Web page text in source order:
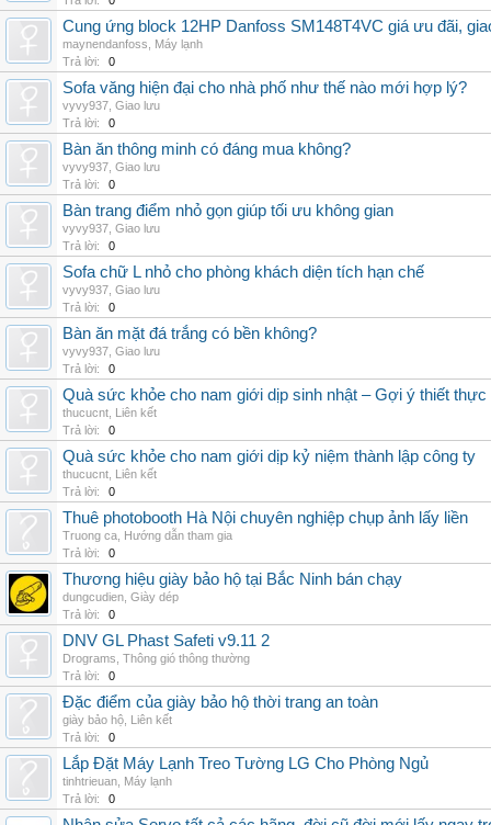
Cung ứng block 12HP Danfoss SM148T4VC giá ưu đãi,
maynendanfoss
Máy lạnh
Trả lời:
0
Sofa văng hiện đại cho nhà phố như thế nào mới hợp lý?
vyvy937 Giao lưu
Trả lời:
0
Bàn ăn thông minh có đáng mua không?
vyvy937 Giao lưu
Trả lời:
0
Bàn trang điểm nhỏ gọn giúp tối ưu không gian
vyvy937 Giao lưu
Trả lời:
0
Sofa chữ L nhỏ cho phòng khách diện tích hạn chế
vyvy937 Giao lưu
Trả lời:
0
Bàn ăn mặt đá trắng có bền không?
vyvy937 Giao lưu
Trả lời:
0
Quà sức khỏe cho nam giới dịp sinh nhật – Gợi ý thiết thực
thucucnt Liên kết
Trả lời:
0
Quà sức khỏe cho nam giới dịp kỷ niệm thành lập công ty
thucucnt Liên kết
Trả lời:
0
Thuê photobooth Hà Nội chuyên nghiệp chụp ảnh lấy liền
Truong ca Hướng dẫn tham gia
Trả lời:
0
Thương hiệu giày bảo hộ tại Bắc Ninh bán chạy
dungcudien Giày dép
Trả lời:
0
DNV GL Phast Safeti v9.11 2
Drograms Thông gió thông thường
Trả lời:
0
Đặc điểm của giày bảo hộ thời trang an toàn
giày bảo hộ Liên kết
Trả lời:
0
Lắp Đặt Máy Lạnh Treo Tường LG Cho Phòng Ngủ
tinhtrieuan Máy lạnh
Trả lời:
0